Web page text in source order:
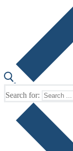
Search for: